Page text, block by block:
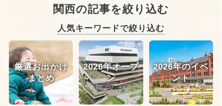
関西の記事を絞り込む
人気キーワードで絞り込む
厳選お出かけ
まとめ
2026年オープ
ン
2026年のイベ
ント